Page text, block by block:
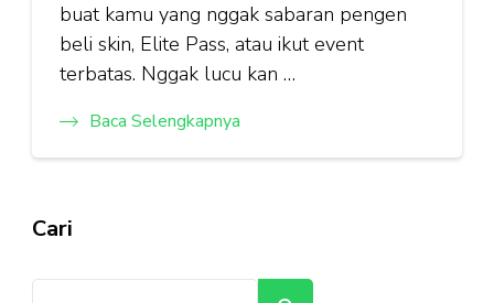
buat kamu yang nggak sabaran pengen
beli skin, Elite Pass, atau ikut event
terbatas. Nggak lucu kan …
Baca Selengkapnya
Cari